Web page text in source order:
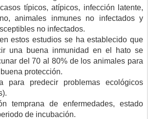
típicos, atípicos, infección latente,
animales inmunes no infectados y
no infectados.
estos estudios se ha establecido que
una buena inmunidad en el hato se
del 70 al 80% de los animales para
protección.
para predecir problemas ecológicos
temprana de enfermedades, estado
de incubación.